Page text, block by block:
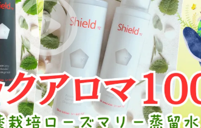
CAMPFIRE for Social
CAMPFIREふるさと納税